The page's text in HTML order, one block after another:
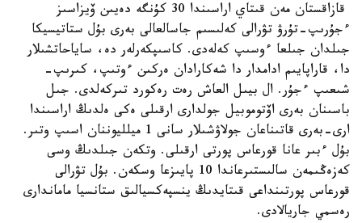
قازاقستان مەن قىتاي اراسىندا 30 كۇنگە دەيىن ۆيزاسىز
ءجۇرىپ-تۇرۋ تۋرالى كەلىسىم جاسالعالى بەرى بۇل ستاتيسيكا
جىلدان جىلعا ءوسىپ كەلەدى. كاسىپكەرلەر دە، ساياحاتشىلار
دا، قاراپايىم ادامدار دا شەكارادان ەركىن ءوتىپ، كىرىپ-
شىعىپ ءجۇر. ال بيىل العاش رەت رەكورد تىركەلدى. جىل
باسىنان بەرى اۆتوموبيل جولدارى ارقىلى ەكى ەلدىڭ اراسىندا
ارى-بەرى قاتىناعان جولاۋشىلار سانى 1 ميلليوننان اسىپ وتىر.
بۇل ءبىر عانا قورعاس پورتى ارقىلى. وتكەن جىلدىڭ وسى
كەزەڭىمەن سالىستىرعاندا 10 پايىزعا وسكەن. بۇل تۋرالى
قورعاس پورتىنداعى قىتايدىڭ ينسپەكسيالىق ستانسيا ماماندارى
رەسمي جاريالادى.